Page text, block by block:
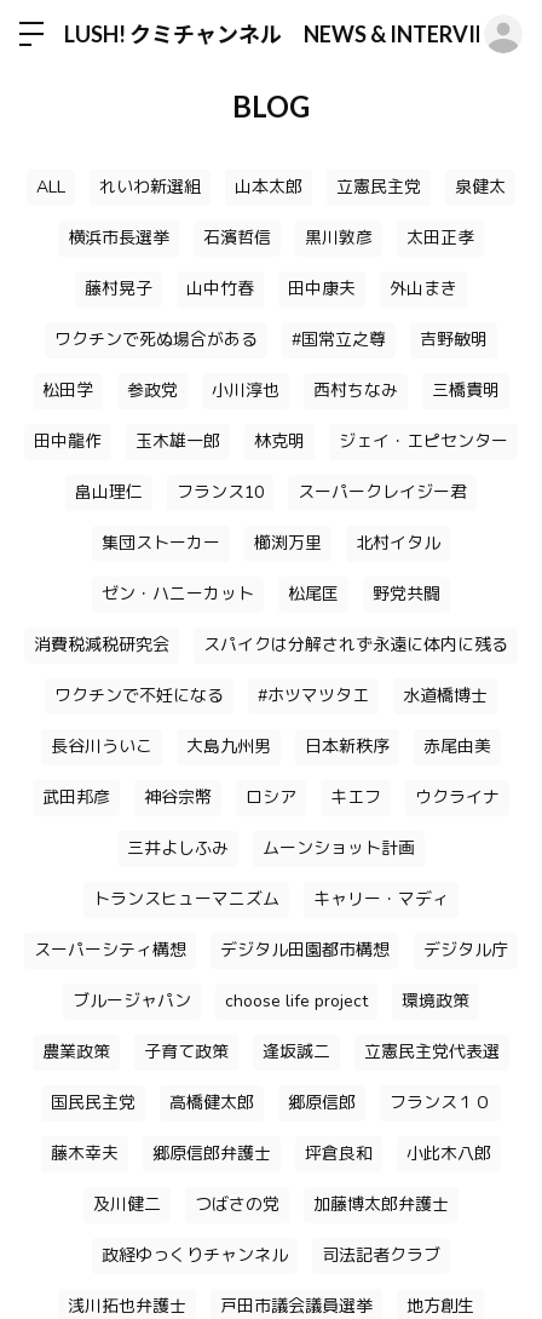
LUSH! クミチャンネル NEWS & INTERVIEW
BLOG
ALL れいわ新選組 山本太郎 立憲民主党 泉健太
横浜市長選挙 石濱哲信 黒川敦彦 太田正孝
藤村晃子 山中竹春 田中康夫 外山まき
ワクチンで死ぬ場合がある #国常立之尊 吉野敏明
松田学 参政党 小川淳也 西村ちなみ 三橋貴明
田中龍作 玉木雄一郎 林克明 ジェイ・エピセンター
畠山理仁 フランス10 スーパークレイジー君
集団ストーカー 櫛渕万里 北村イタル
ゼン・ハニーカット 松尾匡 野党共闘
消費税減税研究会 スパイクは分解されず永遠に体内に残る
ワクチンで不妊になる #ホツマツタエ 水道橋博士
長谷川ういこ 大島九州男 日本新秩序 赤尾由美
武田邦彦 神谷宗幣 ロシア キエフ ウクライナ
三井よしふみ ムーンショット計画
トランスヒューマニズム キャリー・マディ
スーパーシティ構想 デジタル田園都市構想 デジタル庁
ブルージャパン choose life project 環境政策
農業政策 子育て政策 逢坂誠二 立憲民主党代表選
国民民主党 高橋健太郎 郷原信郎 フランス１０
藤木幸夫 郷原信郎弁護士 坪倉良和 小此木八郎
及川健二 つばさの党 加藤博太郎弁護士
政経ゆっくりチャンネル 司法記者クラブ
浅川拓也弁護士 戸田市議会議員選挙 地方創生